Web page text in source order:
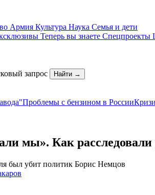
Армия Культура Наука Семья и дети
Теперь вы знаете Спецпроекты
запрос
Найти →
Проблемы с бензином в России
мы». Как
был убит политик Борис Немцов